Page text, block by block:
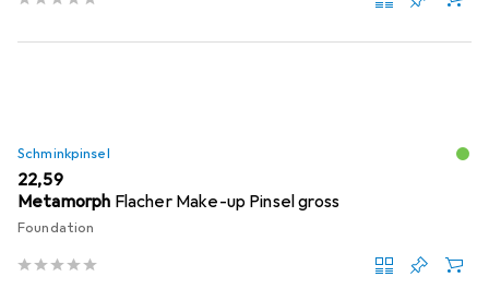
Schminkpinsel
EUR
22,59
Metamorph Flacher Make-up Pinsel gross
Foundation